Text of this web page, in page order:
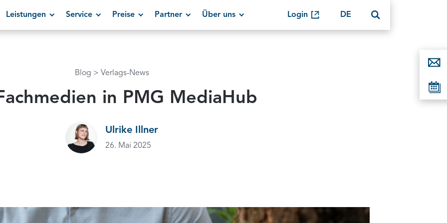
Leistungen Service Preise Partner Über uns Login DE
Blog Verlags-News
in PMG MediaHub
Ulrike Illner
26. Mai 2025